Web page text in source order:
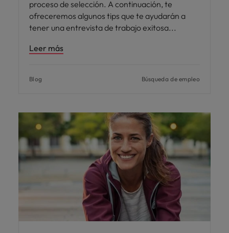
proceso de selección. A continuación, te
ofreceremos algunos tips que te ayudarán a
tener una entrevista de trabajo exitosa
Leer más
Blog Búsqueda de empleo